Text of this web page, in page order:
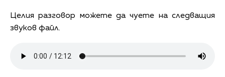
Целия разговор можете да чуете на следващия
звуков файл.